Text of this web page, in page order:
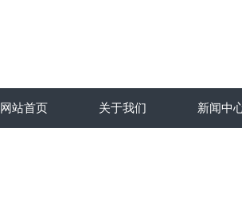
网站首页 关于我们 新闻中